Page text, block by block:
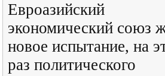
Евроазийский
экономический союз
новое испытание, на
раз политического